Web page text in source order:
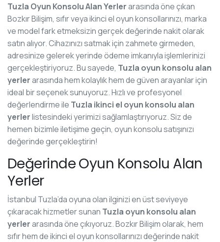
Tuzla Oyun Konsolu Alan Yerlerarasında öne çıkan
Bozkır Bilişim, sıfır veya ikinci el oyun konsollarınızı, marka
ve model fark etmeksizin gerçek değerinde nakit olarak
satın alıyor. Cihazınızı satmak için zahmete girmeden,
adresinize gelerek yerinde ödeme imkanıyla işlemlerinizi
gerçekleştiriyoruz. Bu sayede, Tuzla oyun konsolu alan
yerlerarasında hem kolaylık hem de güven arayanlar için
ideal bir seçenek sunuyoruz. Hızlı ve profesyonel
değerlendirme ile Tuzla ikinci el oyun konsolu alan
yerlerlistesindeki yerimizi sağlamlaştırıyoruz. Siz de
hemen bizimle iletişime geçin, oyun konsolu satışınızı
değerinde gerçekleştirin!
Değerinde Oyun Konsolu Alan
Yerler
İstanbul Tuzla’da oyuna olan ilginizi en üst seviyeye
çıkaracak hizmetler sunan Tuzla oyun konsolu alan
yerlerarasında öne çıkıyoruz. Bozkır Bilişim olarak, hem
sıfır hem de ikinci el oyun konsollarınızı değerinde nakit